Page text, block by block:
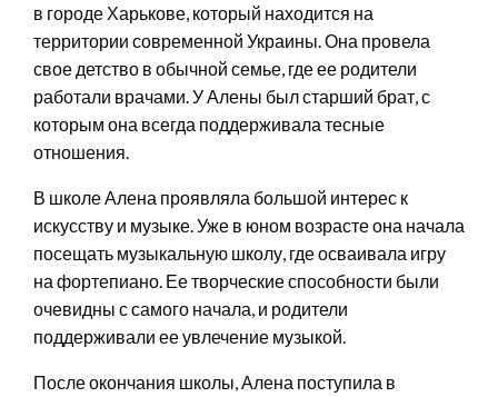
в городе Харькове, который находится на
территории современной Украины. Она провела
свое детство в обычной семье, где ее родители
работали врачами. У Алены был старший брат, с
которым она всегда поддерживала тесные
отношения.
В школе Алена проявляла большой интерес к
искусству и музыке. Уже в юном возрасте она начала
посещать музыкальную школу, где осваивала игру
на фортепиано. Ее творческие способности были
очевидны с самого начала, и родители
поддерживали ее увлечение музыкой.
После окончания школы, Алена поступила в